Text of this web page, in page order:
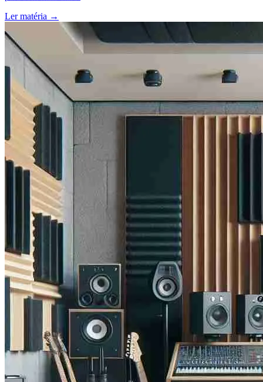
Ler matéria →